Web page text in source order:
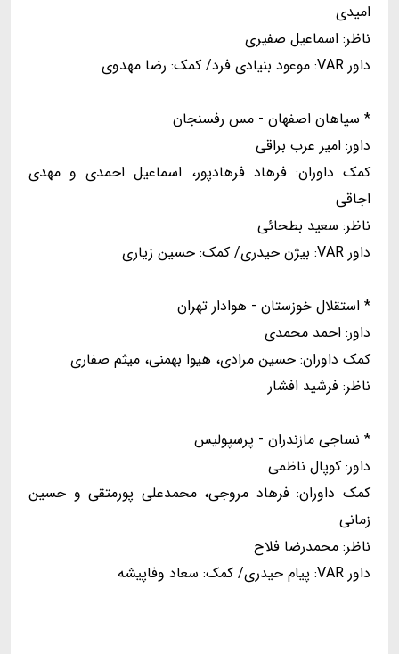
امیدی
ناظر: اسماعیل صفیری
داور VAR: موعود بنیادی فرد/ کمک: رضا مهدوی
* سپاهان اصفهان - مس رفسنجان
داور: امیر عرب براقی
کمک داوران: فرهاد فرهادپور، اسماعیل احمدی و مهدی
اجاقی
ناظر: سعید بطحائی
داور VAR: بیژن حیدری/ کمک: حسین زیاری
* استقلال خوزستان - هوادار تهران
داور: احمد محمدی
کمک داوران: حسین مرادی، هیوا بهمنی، میثم صفاری
ناظر: فرشید افشار
* نساجی مازندران - پرسپولیس
داور: کوپال ناظمی
کمک داوران: فرهاد مروجی، محمدعلی پورمتقی و حسین
زمانی
ناظر: محمدرضا فلاح
داور VAR: پیام حیدری/ کمک: سعاد وفاپیشه